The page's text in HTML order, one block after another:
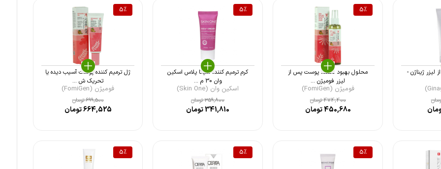
لیزر ژیناژن -
5%
محلول بهبود دهنده پوست پس از
لیزر فومیژن ...
فومیژن (FomiGen)
474,400تومان
450,680تومان
5%
کرم ترمیم کننده سیکا پلاس اسکین
وان 30 م ...
اسکین وان (Skin One)
359,800تومان
341,810تومان
5%
ژل ترمیم کننده پوست آسیب دیده یا
تحریک ش ...
فومیژن (FomiGen)
699,500تومان
664,525تومان
5%
5%
5%